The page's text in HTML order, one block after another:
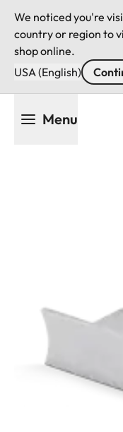
We noticed you're
country or region to
shop online.
USA (English)
Menu